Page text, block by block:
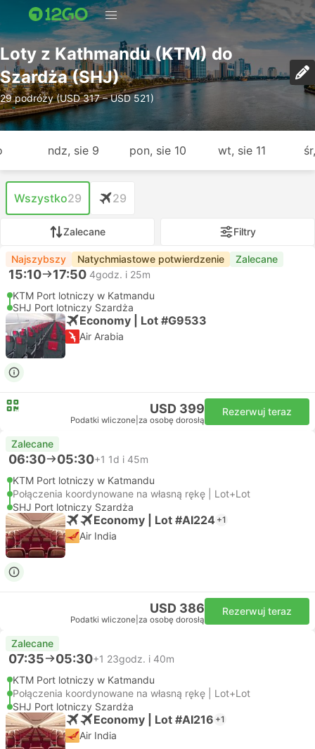
Loty z Kathmandu (KTM) do
Szardża (SHJ)
29 podróży (USD 317 – USD 521)
ndz, sie 9 pon, sie 10 wt, sie 11
Wszystko29 29
Zalecane Filtry
Najszybszy Natychmiastowe potwierdzenie Zalecane
15:10 17:50 4godz. i 25m
KTM Port lotniczy w Katmandu
SHJ Port lotniczy Szardża
Economy | Lot #G9533
Air Arabia
USD 399
Podatki wliczone za osobę dorosłą
Rezerwuj teraz
Zalecane
06:30 05:30+1 1d i 45m
KTM Port lotniczy w Katmandu
Połączenia koordynowane na własną rękę | Lot+Lot
SHJ Port lotniczy Szardża
Economy | Lot #AI224 +1
Air India
USD 386
Podatki wliczone za osobę dorosłą
Rezerwuj teraz
Zalecane
07:35 05:30+1 23godz. i 40m
KTM Port lotniczy w Katmandu
Połączenia koordynowane na własną rękę | Lot+Lot
SHJ Port lotniczy Szardża
Economy | Lot #AI216 +1
Air India